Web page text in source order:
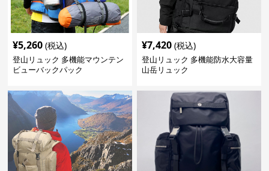
¥5,260 (税込)
登山リュック 多機能マウンテン
ビューバックパック
¥7,420 (税込)
登山リュック 多機能防水大容量
山岳リュック